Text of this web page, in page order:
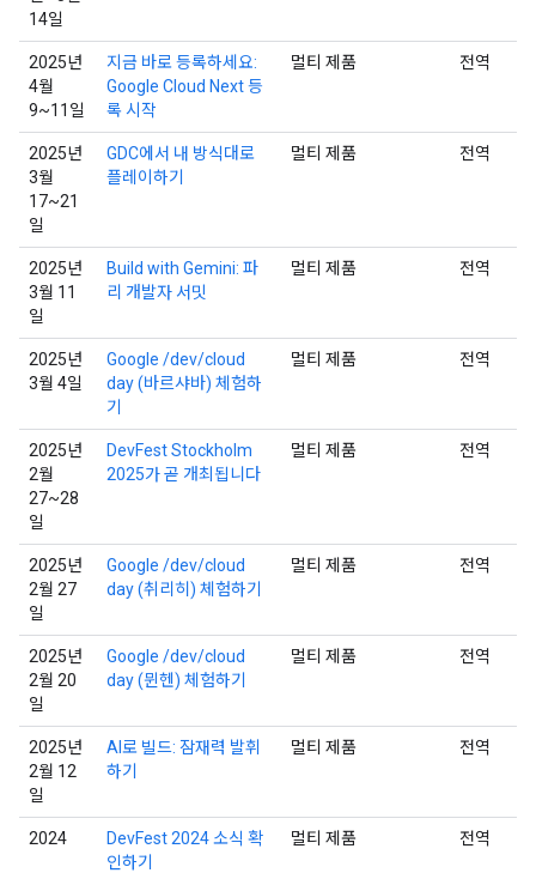
14일
2025년
4월
9~11일
지금 바로 등록하세요:
Google Cloud Next 등
록 시작
멀티 제품 전역
2025년
3월
17~21
일
GDC에서 내 방식대로
플레이하기
멀티 제품 전역
2025년
3월 11
일
Build with Gemini: 파
리 개발자 서밋
멀티 제품 전역
2025년
3월 4일
Google /dev/cloud
day (바르샤바) 체험하
기
멀티 제품 전역
2025년
2월
27~28
일
DevFest Stockholm
2025가 곧 개최됩니다
멀티 제품 전역
2025년
2월 27
일
Google /dev/cloud
day (취리히) 체험하기
멀티 제품 전역
2025년
2월 20
일
Google /dev/cloud
day (뮌헨) 체험하기
멀티 제품 전역
2025년
2월 12
일
AI로 빌드: 잠재력 발휘
하기
멀티 제품 전역
2024
DevFest 2024 소식 확
인하기
멀티 제품 전역